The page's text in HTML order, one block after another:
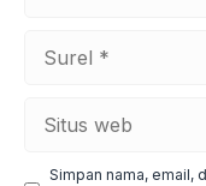
Simpan nama, email,